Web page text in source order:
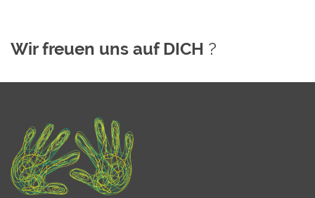
Wir freuen uns auf DICH ?